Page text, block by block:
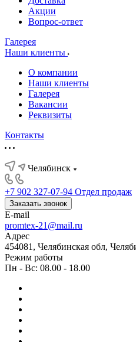
Акции
Вопрос-ответ
Галерея
Наши клиенты
О компании
Наши клиенты
Галерея
Вакансии
Реквизиты
Контакты
Челябинск
+7 902 327-07-94 Отдел продаж
Заказать звонок
E-mail
promtex-21@mail.ru
Адрес
454081, Челябинская обл,
Режим работы
Пн - Вс: 08.00 - 18.00